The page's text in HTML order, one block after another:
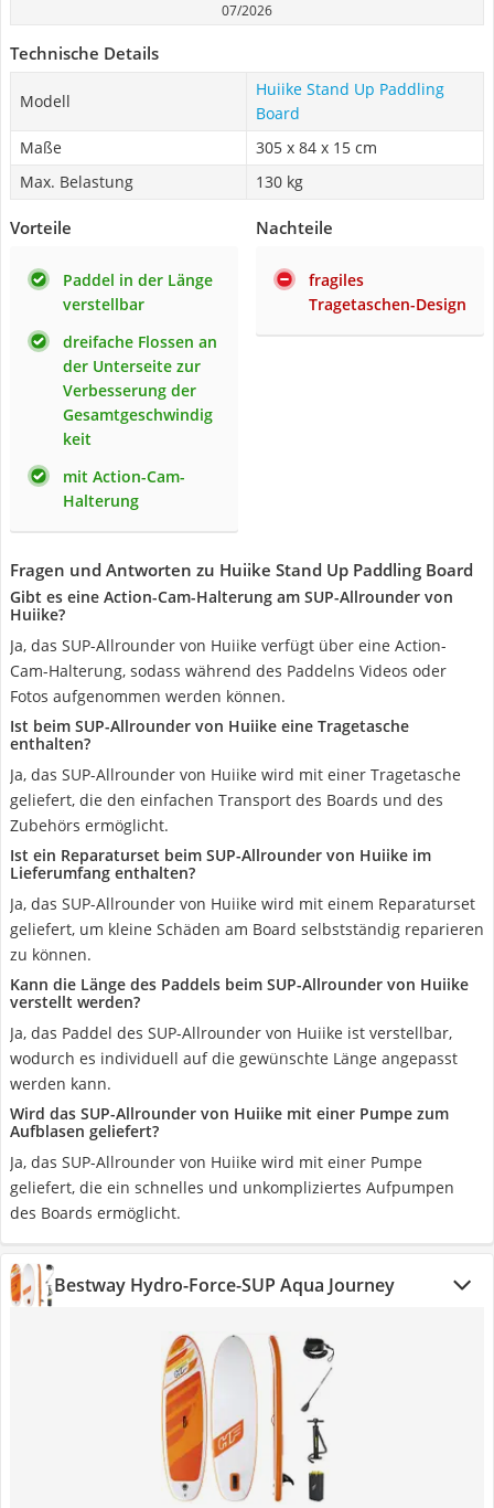
07/2026
Technische Details
Modell
Huiike Stand Up Paddling
Board
Maße
305 x 84 x 15 cm
Max. Belastung
130 kg
Vorteile
Paddel in der Länge
verstellbar
dreifache Flossen an
der Unterseite zur
Verbesserung der
Gesamtgeschwindig
keit
mit Action-Cam-
Halterung
Nachteile
fragiles
Tragetaschen-Design
Fragen und Antworten zu Huiike Stand Up Paddling Board
Gibt es eine Action-Cam-Halterung am SUP-Allrounder von
Huiike?
Ja, das SUP-Allrounder von Huiike verfügt über eine Action-
Cam-Halterung, sodass während des Paddelns Videos oder
Fotos aufgenommen werden können.
Ist beim SUP-Allrounder von Huiike eine Tragetasche
enthalten?
Ja, das SUP-Allrounder von Huiike wird mit einer Tragetasche
geliefert, die den einfachen Transport des Boards und des
Zubehörs ermöglicht.
Ist ein Reparaturset beim SUP-Allrounder von Huiike im
Lieferumfang enthalten?
Ja, das SUP-Allrounder von Huiike wird mit einem Reparaturset
geliefert, um kleine Schäden am Board selbstständig reparieren
zu können.
Kann die Länge des Paddels beim SUP-Allrounder von Huiike
verstellt werden?
Ja, das Paddel des SUP-Allrounder von Huiike ist verstellbar,
wodurch es individuell auf die gewünschte Länge angepasst
werden kann.
Wird das SUP-Allrounder von Huiike mit einer Pumpe zum
Aufblasen geliefert?
Ja, das SUP-Allrounder von Huiike wird mit einer Pumpe
geliefert, die ein schnelles und unkompliziertes Aufpumpen
des Boards ermöglicht.
Bestway Hydro-Force-SUP Aqua Journey